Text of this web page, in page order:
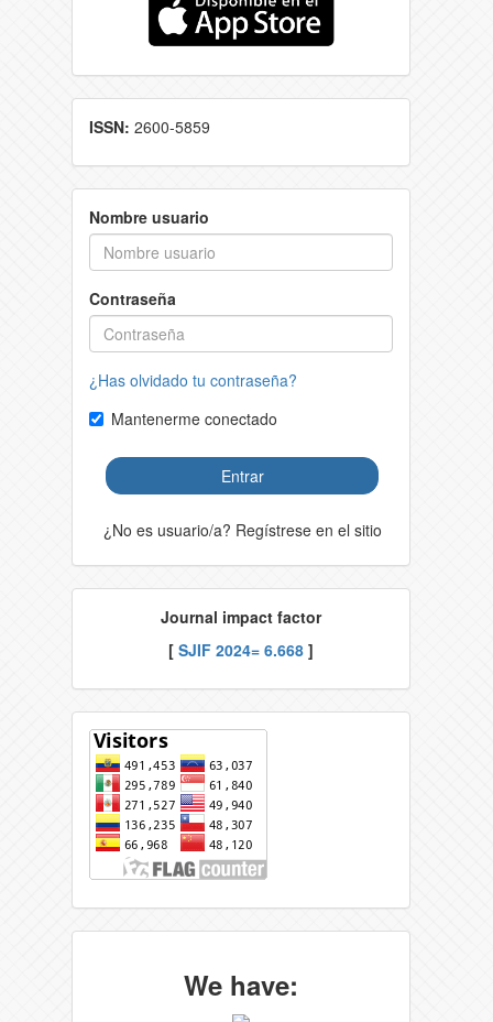
ISSN: 2600-5859
Nombre usuario
Contraseña
¿Has olvidado tu contraseña?
Mantenerme conectado
Entrar
¿No es usuario/a? Regístrese en el sitio
Journal impact factor
[ SJIF 2024= 6.668 ]
We have: